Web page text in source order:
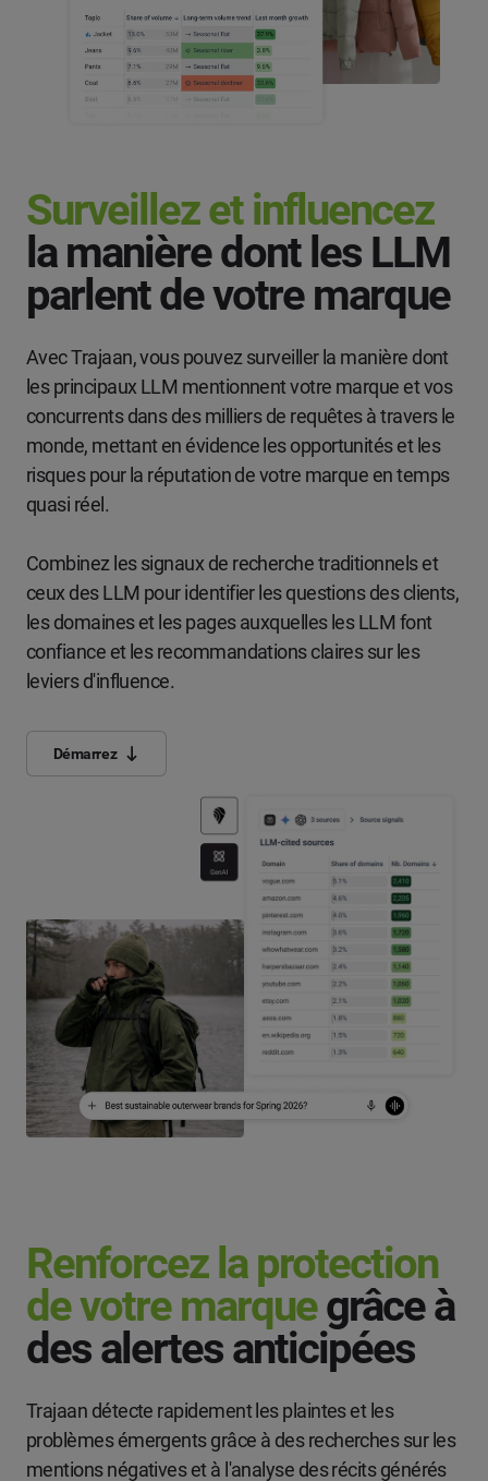
Surveillez et influencez
la manière dont les LLM
parlent de votre marque
Avec Trajaan, vous pouvez surveiller la manière dont
les principaux LLM mentionnent votre marque et vos
concurrents dans des milliers de requêtes à travers le
monde, mettant en évidence les opportunités et les
risques pour la réputation de votre marque en temps
quasi réel.
Combinez les signaux de recherche traditionnels et
ceux des LLM pour identifier les questions des clients,
les domaines et les pages auxquelles les LLM font
confiance et les recommandations claires sur les
leviers d'influence.
Démarrez
Renforcez la protection
de votre marquegrâce à
des alertes anticipées
Trajaan détecte rapidement les plaintes et les
problèmes émergents grâce à des recherches sur les
mentions négatives et à l'analyse des récits générés